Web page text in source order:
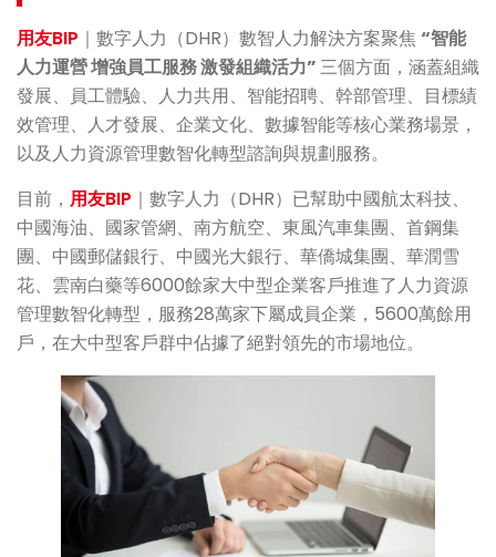
用友BIP ｜數字人力（DHR）數智人力解決方案聚焦 “智能
人力運營 增強員工服務 激發組織活力”三個方面，涵蓋組織
發展、員工體驗、人力共用、智能招聘、幹部管理、目標績
效管理、人才發展、企業文化、數據智能等核心業務場景，
以及人力資源管理數智化轉型諮詢與規劃服務。
目前， 用友BIP ｜數字人力（DHR）已幫助中國航太科技、
中國海油、國家管網、南方航空、東風汽車集團、首鋼集
團、中國郵儲銀行、中國光大銀行、華僑城集團、華潤雪
花、雲南白藥等6000餘家大中型企業客戶推進了人力資源
管理數智化轉型，服務28萬家下屬成員企業，5600萬餘用
戶，在大中型客戶群中佔據了絕對領先的市場地位。